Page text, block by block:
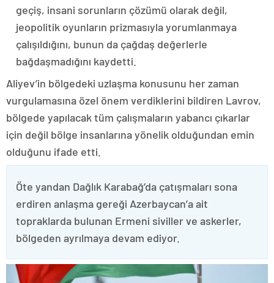
geçiş, insani sorunların çözümü olarak değil,
jeopolitik oyunların prizmasıyla yorumlanmaya
çalışıldığını, bunun da çağdaş değerlerle
bağdaşmadığını kaydetti.
Aliyev’in bölgedeki uzlaşma konusunu her zaman
vurgulamasına özel önem verdiklerini bildiren Lavrov,
bölgede yapılacak tüm çalışmaların yabancı çıkarlar
için değil bölge insanlarına yönelik olduğundan emin
olduğunu ifade etti.
Öte yandan Dağlık Karabağ’da çatışmaları sona
erdiren anlaşma gereği Azerbaycan’a ait
topraklarda bulunan Ermeni siviller ve askerler,
bölgeden ayrılmaya devam ediyor.